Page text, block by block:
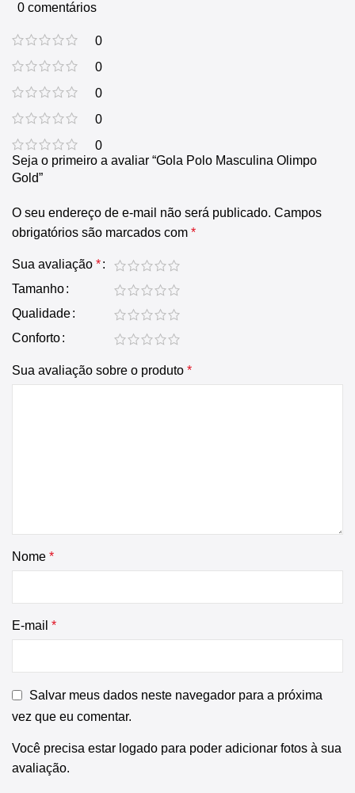
0 comentários
0
0
0
0
0
Seja o primeiro a avaliar “Gola Polo Masculina Olimpo
Gold”
O seu endereço de e-mail não será publicado. Campos
obrigatórios são marcados com *
Sua avaliação *
Tamanho
Qualidade
Conforto
Sua avaliação sobre o produto *
Nome *
E-mail *
Salvar meus dados neste navegador para a próxima
vez que eu comentar.
Você precisa estar logado para poder adicionar fotos à sua
avaliação.